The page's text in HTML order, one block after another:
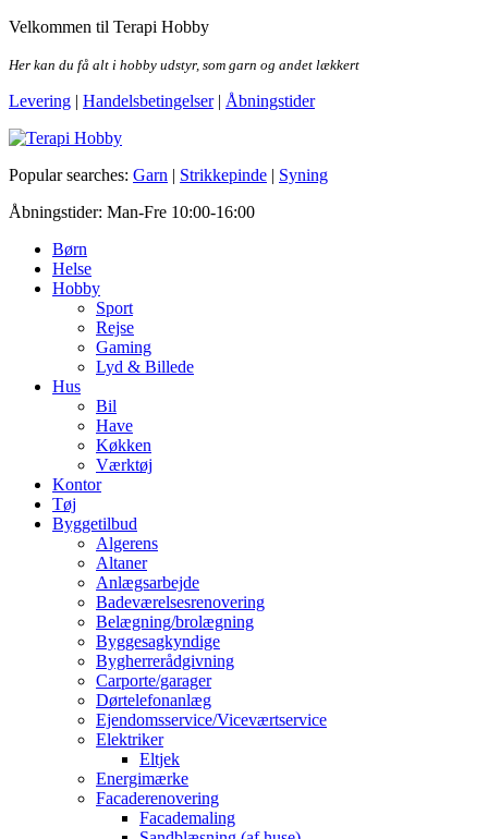
Skip
the
Velkommen til Terapi Hobby
Her kan du få alt i hobby udstyr, som garn og andet lækkert
Levering | Handelsbetingelser| Åbningstider
Terapi Hobby
Popular searches: Garn | Strikkepinde | Syning
Åbningstider: Man-Fre 10:00-16:00
Børn
Helse
Hobby
Sport
Rejse
Gaming
Lyd & Billede
Hus
Bil
Have
Køkken
Værktøj
Kontor
Tøj
Byggetilbud
Algerens
Altaner
Anlægsarbejde
Badeværelsesrenovering
Belægning/brolægning
Byggesagkyndige
Bygherrerådgivning
Carporte/garager
Dørtelefonanlæg
Ejendomsservice/Viceværtservice
Elektriker
Eltjek
Energimærke
Facaderenovering
Facademaling